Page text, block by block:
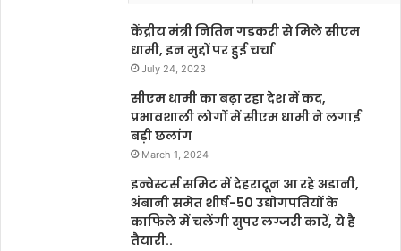
केंद्रीय मंत्री नितिन गडकरी से मिले सीएम
धामी, इन मुद्दों पर हुई चर्चा
July 24, 2023
सीएम धामी का बढ़ा रहा देश में कद,
प्रभावशाली लोगों में सीएम धामी ने लगाई
बड़ी छलांग
March 1, 2024
इन्वेस्टर्स समिट में देहरादून आ रहे अडानी,
अंबानी समेत शीर्ष-50 उद्योगपतियों के
काफिले में चलेंगी सुपर लग्जरी कारें, ये है
तैयारी..